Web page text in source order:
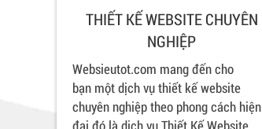
THIẾT KẾ WEBSITE CHUYÊN
NGHIỆP
Websieutot.com mang đến cho
bạn một dịch vụ thiết kế website
chuyên nghiệp theo phong cách hiện